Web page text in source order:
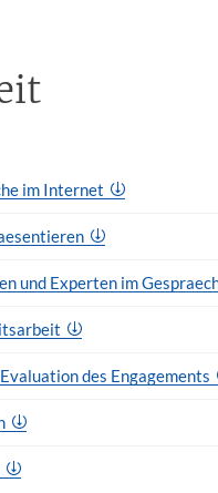
im Internet
und Experten im
des Engagements